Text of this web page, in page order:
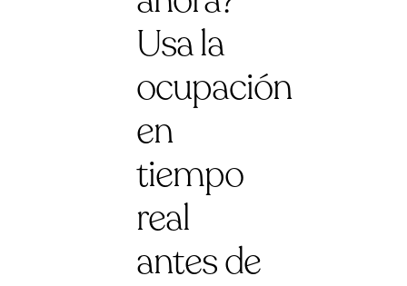
Usa la
ocupación
en
tiempo
real
antes de